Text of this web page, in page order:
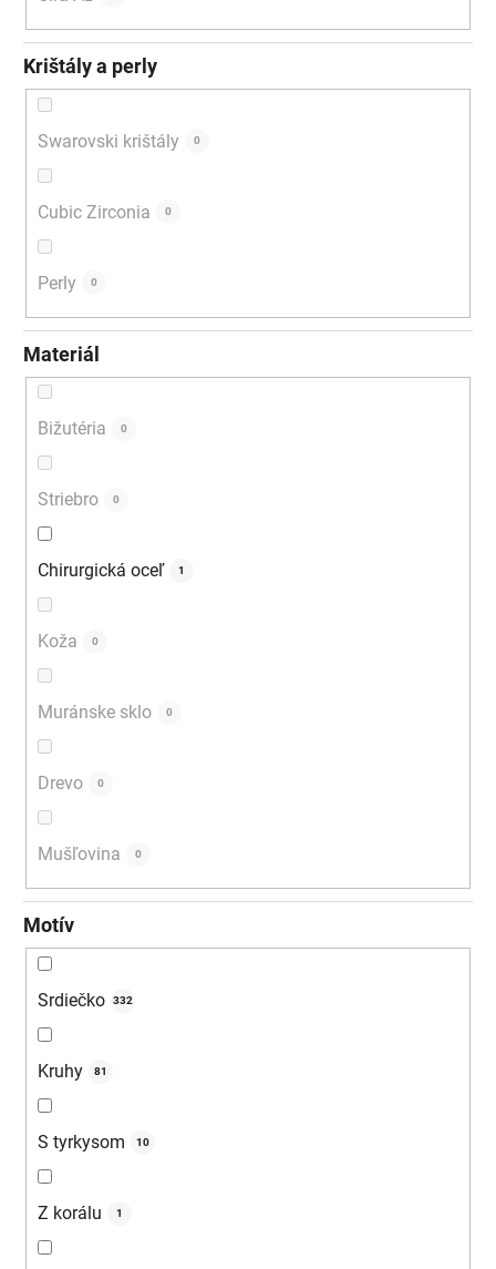
Krištály a perly
Swarovski krištály 0
Cubic Zirconia 0
Perly 0
Materiál
Bižutéria 0
Striebro 0
Chirurgická oceľ 1
Koža 0
Muránske sklo 0
Drevo 0
Mušľovina 0
Motív
Srdiečko 332
Kruhy 81
S tyrkysom 10
Z korálu 1